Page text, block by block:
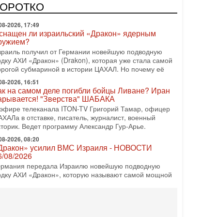
политический альянс? Что произойдет с
раскладом сил, если арабский список
2026, 17:49
ли израильский «Дракон» ядерным
получил от Германии новейшую подводную
АХИ «Дракон» (Drakon), которая уже стала самой
субмариной в истории ЦАХАЛ. Но почему её
2026, 16:51
на самом деле погибли бойцы Ливане? Иран
"Зверства" ШАБАКА
телеканала ITON-TV Григорий Тамар, офицер
в отставке, писатель, журналист, военный
Ведет программу Александр Гур-Арье.
2026, 08:20
усилил ВМС Израиля - НОВОСТИ
08/2026
передала Израилю новейшую подводную
АХИ «Дракон», которую называют самой мощной